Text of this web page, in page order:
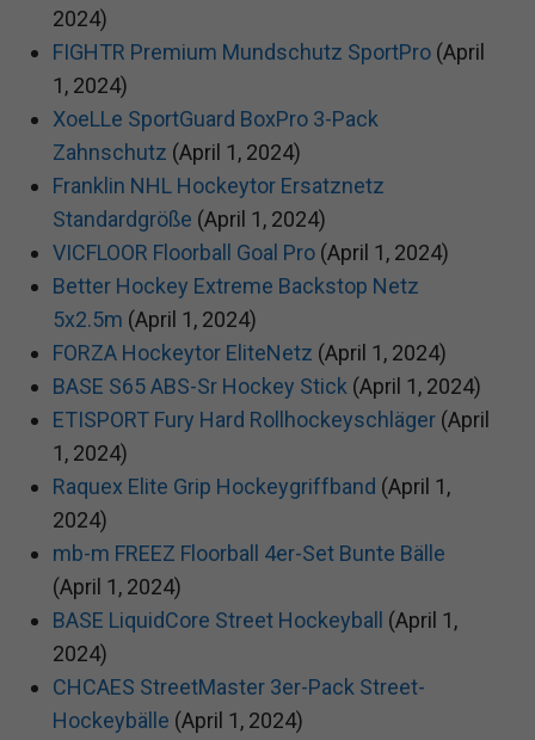
2024)
FIGHTR Premium Mundschutz SportPro (April
1, 2024)
XoeLLe SportGuard BoxPro 3-Pack
Zahnschutz (April 1, 2024)
Franklin NHL Hockeytor Ersatznetz
Standardgröße (April 1, 2024)
VICFLOOR Floorball Goal Pro (April 1, 2024)
Better Hockey Extreme Backstop Netz
5x2.5m (April 1, 2024)
FORZA Hockeytor EliteNetz (April 1, 2024)
BASE S65 ABS-Sr Hockey Stick (April 1, 2024)
ETISPORT Fury Hard Rollhockeyschläger (April
1, 2024)
Raquex Elite Grip Hockeygriffband (April 1,
2024)
mb-m FREEZ Floorball 4er-Set Bunte Bälle
(April 1, 2024)
BASE LiquidCore Street Hockeyball
(April 1,
2024)
CHCAES StreetMaster 3er-Pack Street-
Hockeybälle (April 1, 2024)